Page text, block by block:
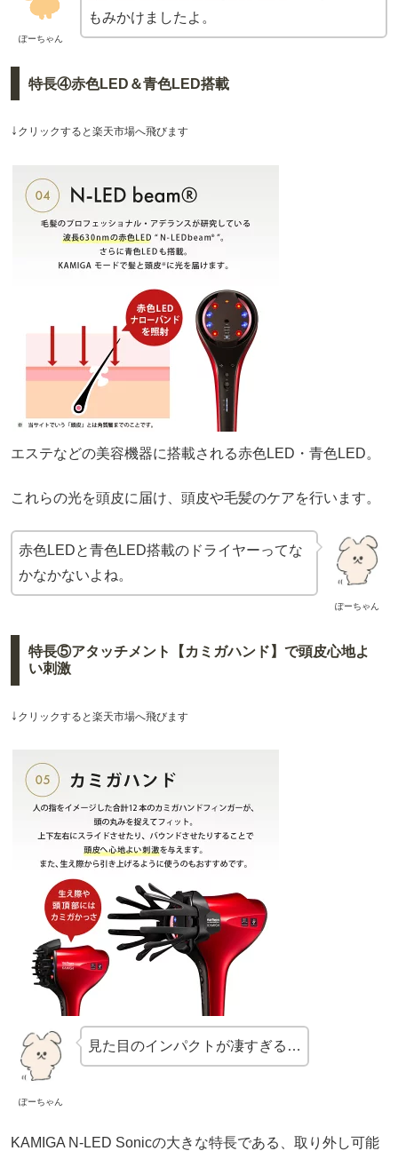
ぽーちゃん
もみかけましたよ。
特長④赤色LED＆青色LED搭載
↓ クリックすると楽天市場へ飛びます
エステなどの美容機器に搭載される赤色LED・青色LED。
これらの光を頭皮に届け、頭皮や毛髪のケアを行います。
ぽーちゃん
赤色LEDと青色LED搭載のドライヤーってな
かなかないよね。
特長⑤アタッチメント【カミガハンド】で頭皮心地よ
い刺激
↓ クリックすると楽天市場へ飛びます
ぽーちゃん
見た目のインパクトが凄すぎる…
KAMIGA N-LED Sonicの大きな特長である、取り外し可能